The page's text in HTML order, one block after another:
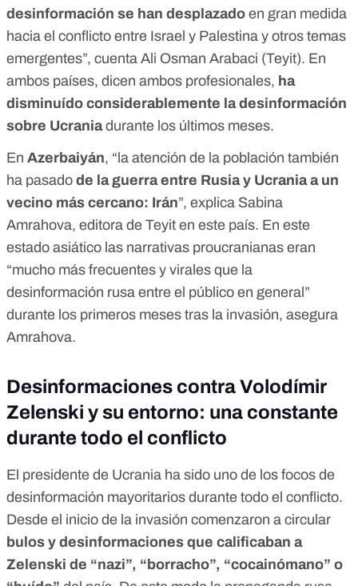
desinformación se han desplazado en gran medida
hacia el conflicto entre Israel y Palestina y otros temas
emergentes”, cuenta Ali Osman Arabaci (Teyit). En
ambos países, dicen ambos profesionales, ha
disminuído considerablemente la desinformación
sobre Ucraniadurante los últimos meses.
En Azerbaiyán, “la atención de la población también
ha pasado de la guerra entre Rusia y Ucrania a un
vecino más cercano: Irán”, explica Sabina
Amrahova, editora de Teyit en este país. En este
estado asiático las narrativas proucranianas eran
“mucho más frecuentes y virales que la
desinformación rusa entre el público en general”
durante los primeros meses tras la invasión, asegura
Amrahova.
Desinformaciones contra Volodímir
Zelenski y su entorno: una constante
durante todo el conflicto
El presidente de Ucrania ha sido uno de los focos de
desinformación mayoritarios durante todo el conflicto.
Desde el inicio de la invasión comenzaron a circular
bulos y desinformaciones que calificaban a
Zelenski de “nazi”, “borracho”, “cocainómano” o